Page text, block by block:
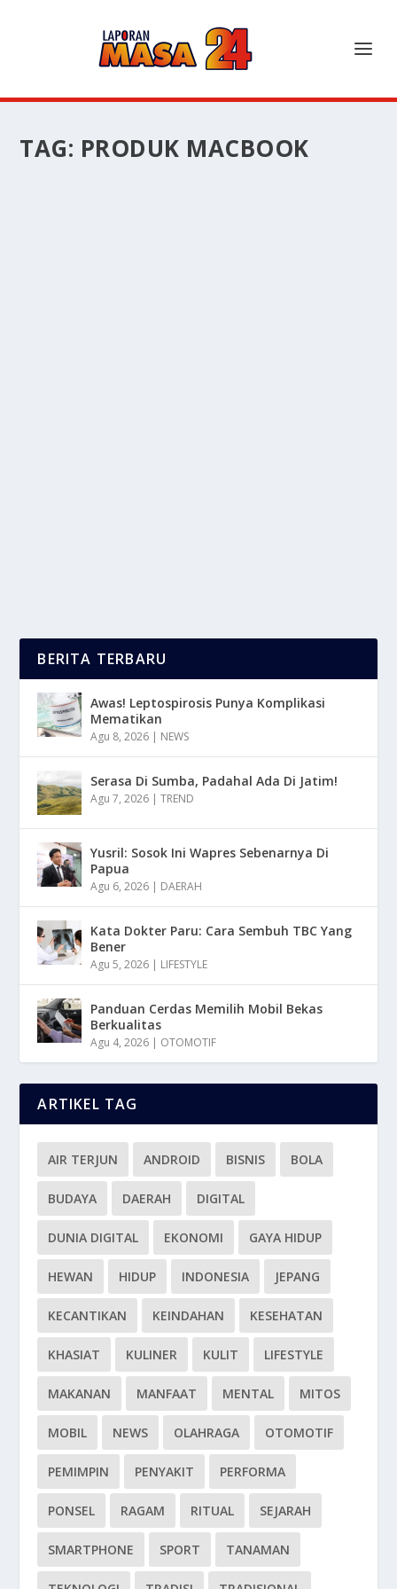
TAG: PRODUK MACBOOK
BERITA TERBARU
Awas! Leptospirosis Punya Komplikasi
Mematikan
Agu 8, 2026 | NEWS
Serasa Di Sumba, Padahal Ada Di Jatim!
Agu 7, 2026 |TREND
Yusril: Sosok Ini Wapres Sebenarnya Di
Papua
Agu 6, 2026 | DAERAH
Kata Dokter Paru: Cara Sembuh TBC Yang
Bener
Agu 5, 2026 | LIFESTYLE
Panduan Cerdas Memilih Mobil Bekas
Berkualitas
Agu 4, 2026 | OTOMOTIF
ARTIKEL TAG
AIR TERJUN ANDROID BISNIS BOLA
BUDAYA DAERAH DIGITAL
DUNIA DIGITAL EKONOMI GAYA HIDUP
HEWAN HIDUP INDONESIA JEPANG
KECANTIKAN KEINDAHAN KESEHATAN
KHASIAT KULINER KULIT LIFESTYLE
MAKANAN MANFAAT MENTAL MITOS
MOBIL NEWS OLAHRAGA OTOMOTIF
PEMIMPIN PENYAKIT PERFORMA
PONSEL RAGAM RITUAL SEJARAH
SMARTPHONE SPORT TANAMAN